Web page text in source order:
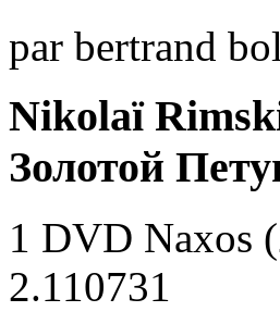
par bertrand
Nikolaï
Золотой
1 DVD Naxos
2.110731